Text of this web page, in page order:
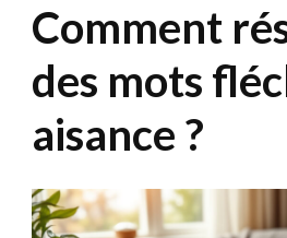
Comment
des mots
aisance ?